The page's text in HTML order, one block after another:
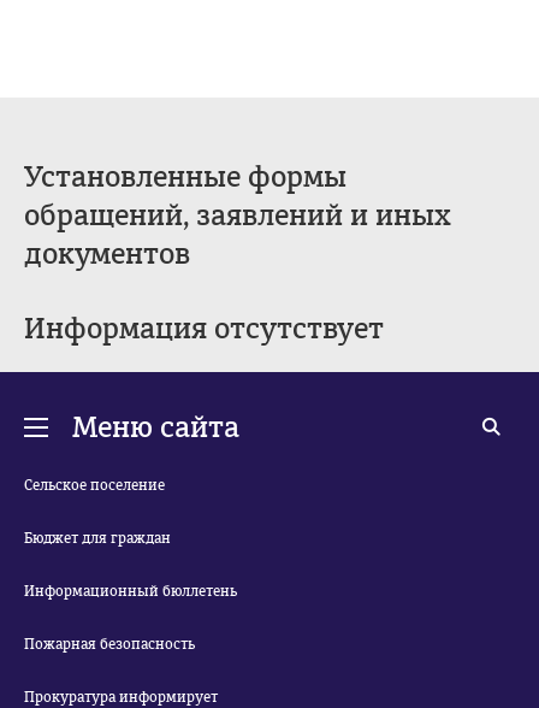
Установленные формы
обращений, заявлений и иных
документов
Информация отсутствует
Меню сайта
Сельское поселение
Бюджет для граждан
Информационный бюллетень
Пожарная безопасность
Прокуратура информирует